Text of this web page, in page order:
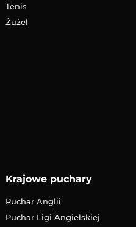
Tenis
Żużel
Krajowe puchary
Puchar Anglii
Puchar Ligi Angielskiej